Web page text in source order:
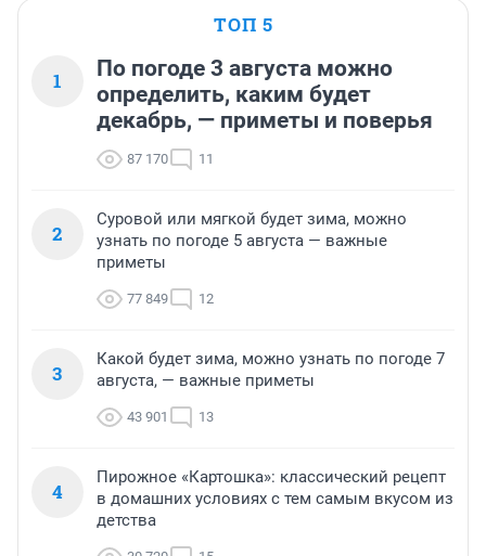
ТОП 5
1
По погоде 3 августа можно
определить, каким будет
декабрь, — приметы и поверья
87 170 11
2
Суровой или мягкой будет зима, можно
узнать по погоде 5 августа — важные
приметы
77 849 12
3
Какой будет зима, можно узнать по погоде 7
августа, — важные приметы
43 901 13
4
Пирожное «Картошка»: классический рецепт
в домашних условиях с тем самым вкусом из
детства